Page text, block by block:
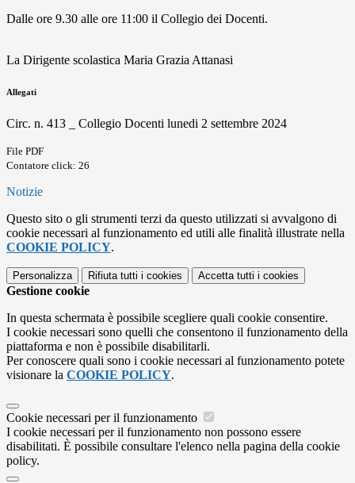
Dalle ore 9.30 alle ore 11:00 il Collegio dei Docenti.
La Dirigente scolastica Maria Grazia Attanasi
Allegati
Circ. n. 413 _ Collegio Docenti lunedi 2 settembre 2024
File PDF
Contatore click: 26
Notizie
Questo sito o gli strumenti terzi da questo utilizzati si avvalgono di
cookie necessari al funzionamento ed utili alle finalità illustrate nella
COOKIE POLICY.
Personalizza Rifiuta tutti i cookies Accetta tutti i cookies
Gestione cookie
In questa schermata è possibile scegliere quali cookie consentire.
I cookie necessari sono quelli che consentono il funzionamento della
piattaforma e non è possibile disabilitarli.
Per conoscere quali sono i cookie necessari al funzionamento potete
visionare la COOKIE POLICY.
Cookie necessari per il funzionamento
I cookie necessari per il funzionamento non possono essere
disabilitati. È possibile consultare l'elenco nella pagina della cookie
policy.